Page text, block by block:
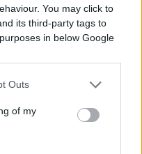
You may click to
its third-party tags to
in below Google
Outs
of my